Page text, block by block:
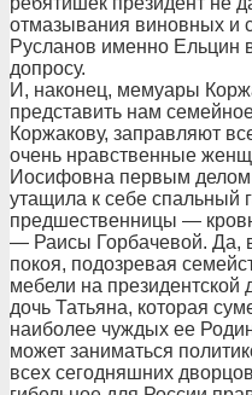
отмазывания виновных и
Русланов именно Ельцин
допросу.
И, наконец, мемуары
представить нам
Коржакову, заправляют
очень нравственные
Иосифовна первым делом
утащила к себе спальный
предшественницы —
— Раисы Горбачевой. Да,
покоя, подозревая
мебели на президентской
дочь Татьяна, которая
наиболее чуждых ее
может заниматься
всех сегодняшних